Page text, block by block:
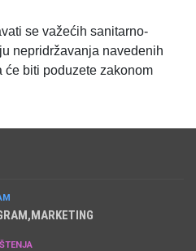
se važećih sanitarno-
nepridržavanja navedenih
će biti poduzete zakonom